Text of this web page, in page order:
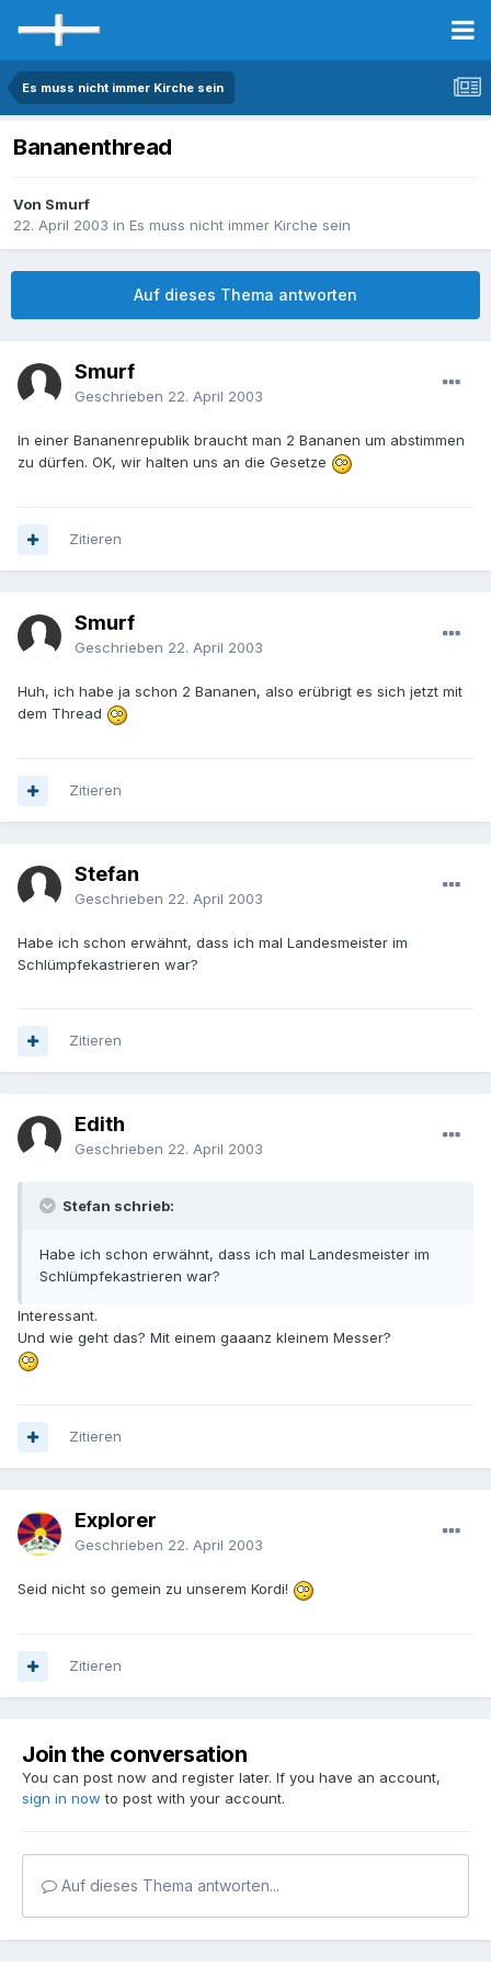
Es muss nicht immer Kirche sein
Bananenthread
Von Smurf
22. April 2003 in Es muss nicht immer Kirche sein
Auf dieses Thema antworten
Smurf
Geschrieben 22. April 2003
In einer Bananenrepublik braucht man 2 Bananen um abstimmen
zu dürfen. OK, wir halten uns an die Gesetze
Zitieren
Smurf
Geschrieben 22. April 2003
Huh, ich habe ja schon 2 Bananen, also erübrigt es sich jetzt mit
dem Thread
Zitieren
Stefan
Geschrieben 22. April 2003
Habe ich schon erwähnt, dass ich mal Landesmeister im
Schlümpfekastrieren war?
Zitieren
Edith
Geschrieben 22. April 2003
Stefan schrieb:
Habe ich schon erwähnt, dass ich mal Landesmeister im
Schlümpfekastrieren war?
Interessant.
Und wie geht das? Mit einem gaaanz kleinem Messer?
Zitieren
Explorer
Geschrieben 22. April 2003
Seid nicht so gemein zu unserem Kordi!
Zitieren
Join the conversation
You can post now and register later. If you have an account,
sign in now to post with your account.
Auf dieses Thema antworten...